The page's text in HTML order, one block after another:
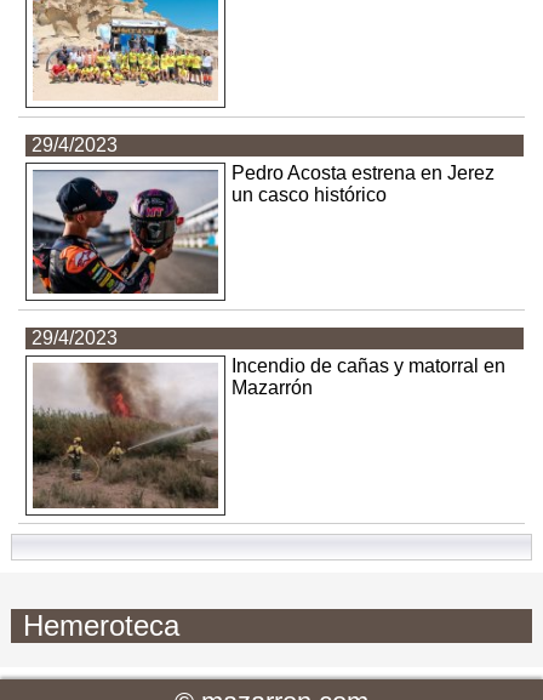
29/4/2023
Pedro Acosta estrena en Jerez
un casco histórico
29/4/2023
Incendio de cañas y matorral en
Mazarrón
Hemeroteca